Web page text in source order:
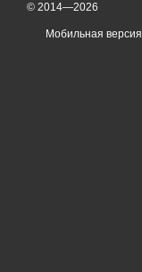
© 2014—2026
Мобильная версия